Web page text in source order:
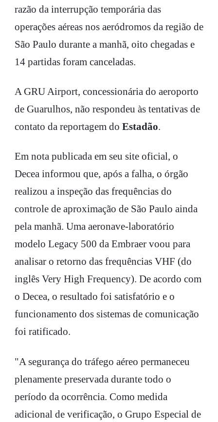
razão da interrupção temporária das
operações aéreas nos aeródromos da região de
São Paulo durante a manhã, oito chegadas e
14 partidas foram canceladas.
A GRU Airport, concessionária do aeroporto
de Guarulhos, não respondeu às tentativas de
contato da reportagem do Estadão.
Em nota publicada em seu site oficial, o
Decea informou que, após a falha, o órgão
realizou a inspeção das frequências do
controle de aproximação de São Paulo ainda
pela manhã. Uma aeronave-laboratório
modelo Legacy 500 da Embraer voou para
analisar o retorno das frequências VHF (do
inglês Very High Frequency). De acordo com
o Decea, o resultado foi satisfatório e o
funcionamento dos sistemas de comunicação
foi ratificado.
"A segurança do tráfego aéreo permaneceu
plenamente preservada durante todo o
período da ocorrência. Como medida
adicional de verificação, o Grupo Especial de